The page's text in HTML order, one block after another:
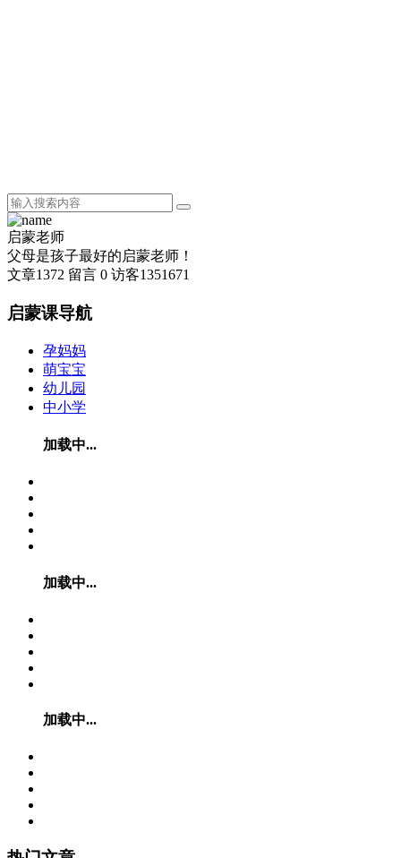
启蒙老师
父母是孩子最好的启蒙老师！
文章1372 留言 0 访客1351671
启蒙课导航
孕妈妈
萌宝宝
幼儿园
中小学
加载中...
加载中...
加载中...